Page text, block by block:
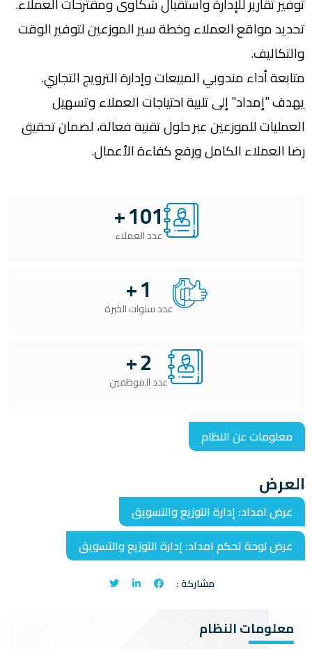
تحديد مواقع العملاء وخطة سير الموزعين لتوفير الوقت
والتكاليف.
متابعة أداء مندوبي المبيعات وإدارة الترويج التجاري.
يهدف "إمداد" إلى تلبية احتياجات العملاء وتسهيل
العمليات للموزعين عبر حلول تقنية فعالة، لضمان تحقيق
رضا العملاء الكامل ورفع كفاءة الأعمال.
101
+
عدد العملاء
1
+
عدد سنوات الخبرة
2
+
عدد الموظفين
معلومات عن النظام
العرض
عرض امداد: إدارة التوزيع والتسويق
عرض لوحة تحكم امداد: إدارة التوزيع والتسويق
مشاركة :
معلومات النظام